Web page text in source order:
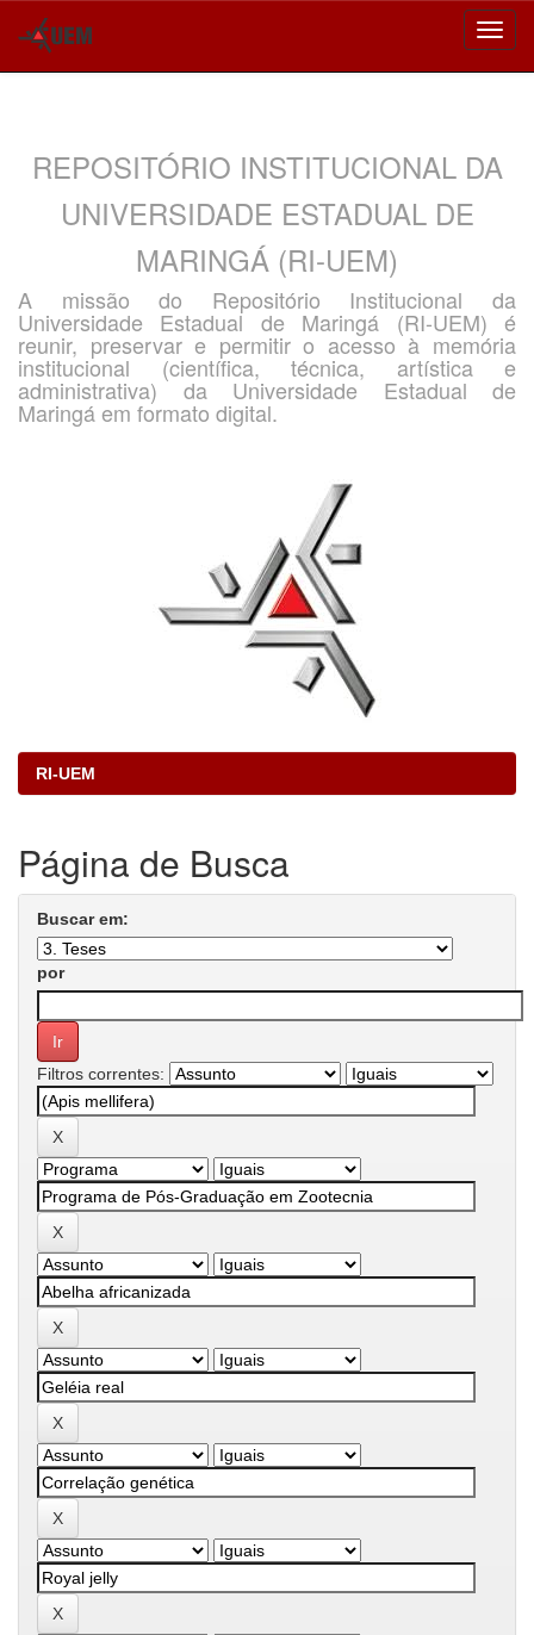
REPOSITÓRIO INSTITUCIONAL DA
UNIVERSIDADE ESTADUAL DE
MARINGÁ (RI-UEM)
A missão do Repositório Institucional da
Universidade Estadual de Maringá (RI-UEM) é
reunir, preservar e permitir o acesso à memória
institucional (científica, técnica, artística e
administrativa) da Universidade Estadual de
Maringá em formato digital.
RI-UEM
Página de Busca
Buscar em:
por
Filtros correntes: